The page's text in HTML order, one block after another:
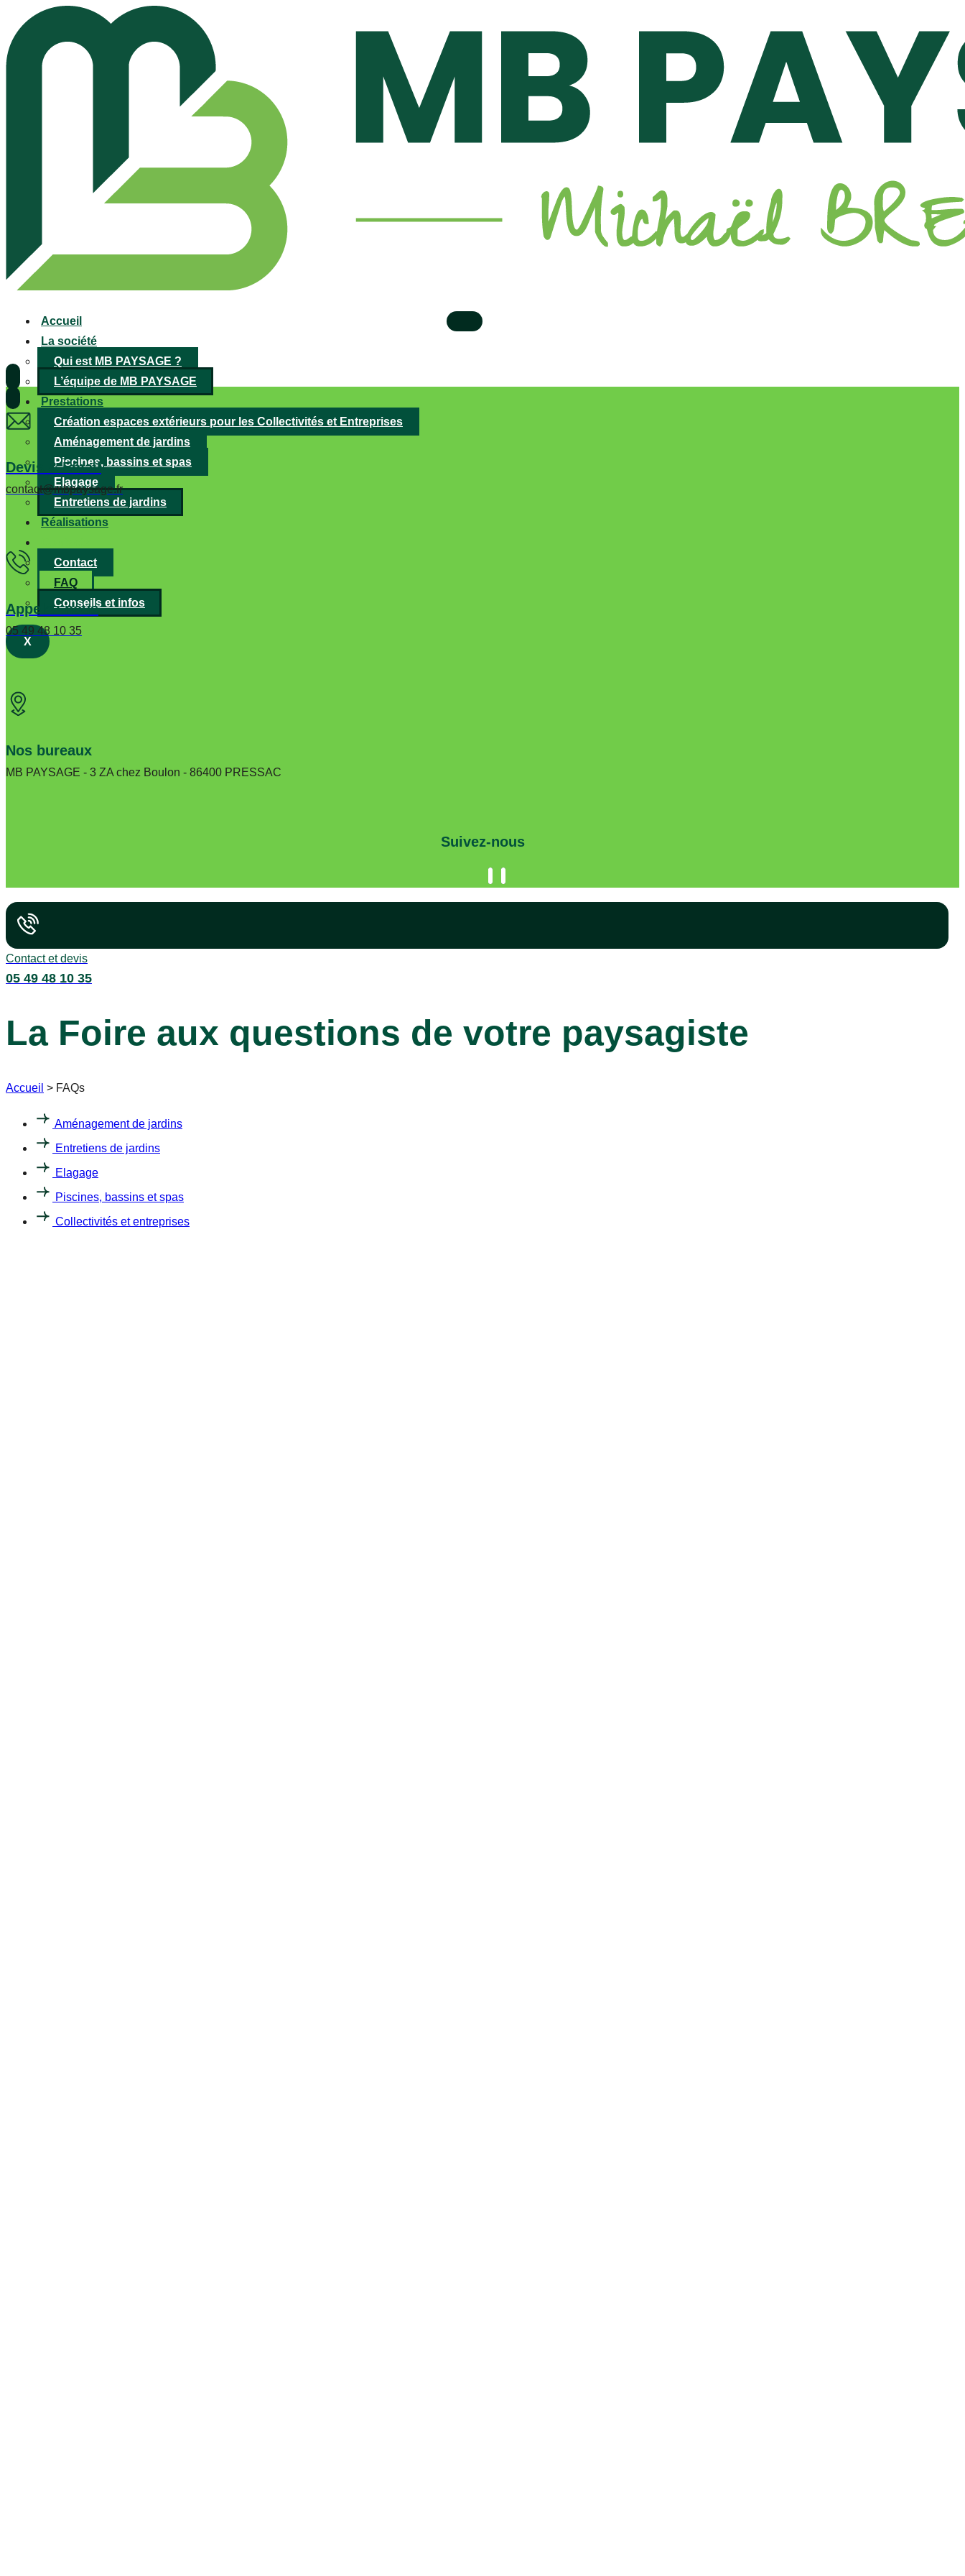
Accueil
La société
Qui est MB PAYSAGE ?
L’équipe de MB PAYSAGE
Prestations
Création espaces extérieurs pour les Collectivités et Entreprises
Aménagement de jardins
Piscines, bassins et spas
Elagage
Entretiens de jardins
Réalisations
Contact
FAQ
Conseils et infos
X
Devis & Email
contact@mbpaysage.fr
Appelez nous
05 49 48 10 35
Nos bureaux
MB PAYSAGE - 3 ZA chez Boulon - 86400 PRESSAC
Suivez-nous
Contact et devis
05 49 48 10 35
La Foire aux questions de votre paysagiste
Accueil > FAQs
Aménagement de jardins
Entretiens de jardins
Elagage
Piscines, bassins et spas
Collectivités et entreprises